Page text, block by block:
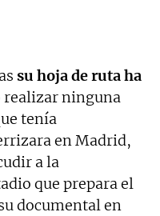
su hoja de ruta ha
realizar ninguna
tenía
en Madrid,
a la
que prepara el
documental en